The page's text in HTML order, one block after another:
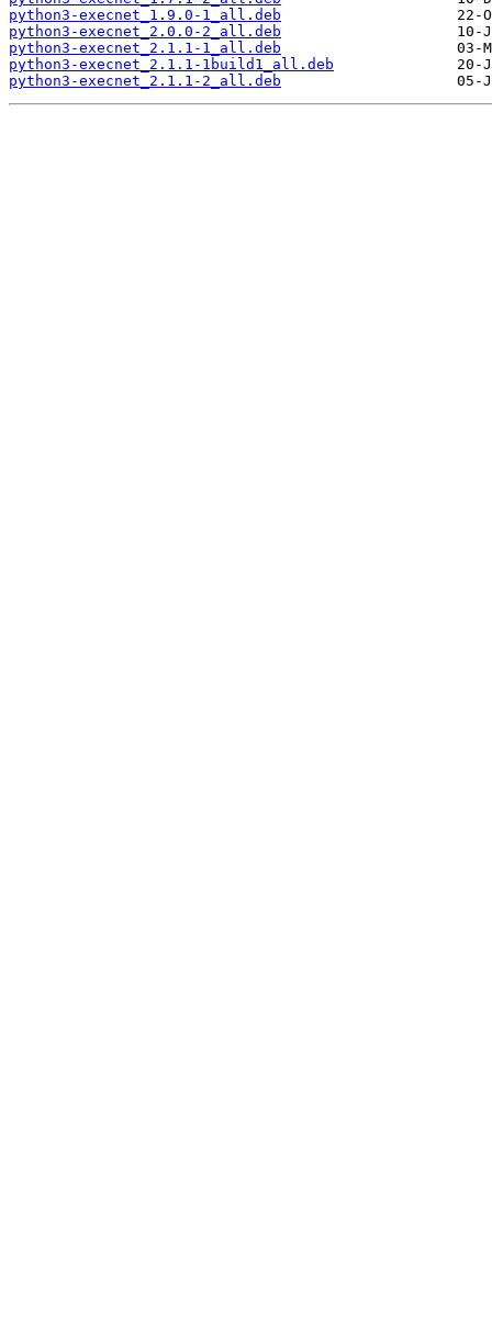
python3-execnet_1.9.0-1_all.deb
python3-execnet_2.0.0-2_all.deb
python3-execnet_2.1.1-1_all.deb
python3-execnet_2.1.1-1build1_all.deb
python3-execnet_2.1.1-2_all.deb